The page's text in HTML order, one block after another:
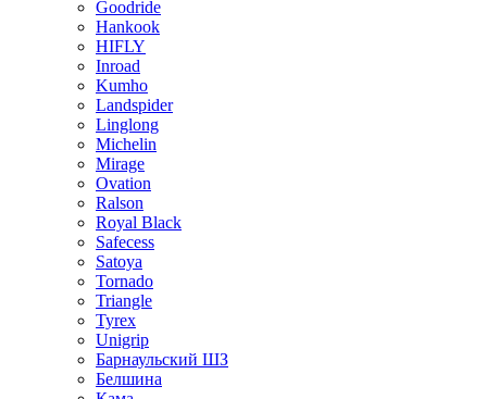
Goodride
Hankook
HIFLY
Inroad
Kumho
Landspider
Linglong
Michelin
Mirage
Ovation
Ralson
Royal Black
Safecess
Satoya
Tornado
Triangle
Tyrex
Unigrip
Барнаульский ШЗ
Белшина